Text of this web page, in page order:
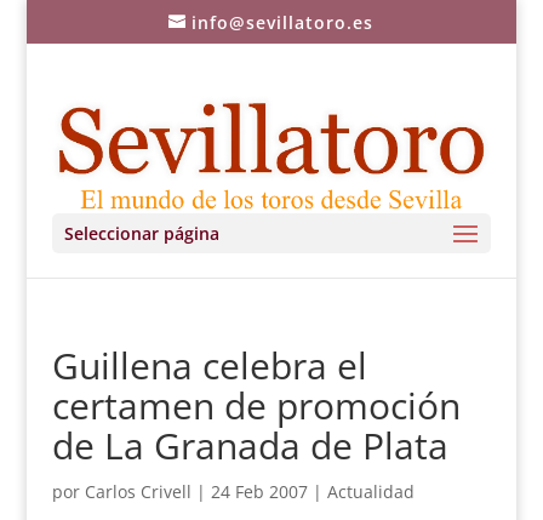
info@sevillatoro.es
Seleccionar página
Guillena celebra el
certamen de promoción
de La Granada de Plata
por Carlos Crivell | 24 Feb 2007| Actualidad